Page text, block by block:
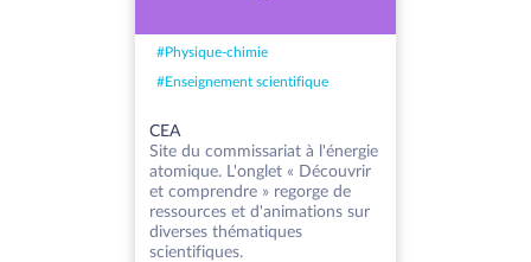
#Physique-chimie
#Enseignement scientifique
CEA
Site du commissariat à l'énergie
atomique. L'onglet « Découvrir
et comprendre » regorge de
ressources et d'animations sur
diverses thématiques
scientifiques.